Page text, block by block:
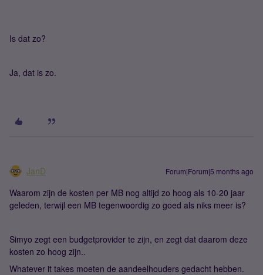
Is dat zo?
Ja, dat is zo.
JanD Forum|Forum|5 months ago
Waarom zijn de kosten per MB nog altijd zo hoog als 10-20 jaar
geleden, terwijl een MB tegenwoordig zo goed als niks meer is?
Simyo zegt een budgetprovider te zijn, en zegt dat daarom deze
kosten zo hoog zijn..
Whatever it takes moeten de aandeelhouders gedacht hebben.